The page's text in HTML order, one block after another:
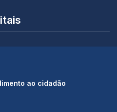
ao cidadão